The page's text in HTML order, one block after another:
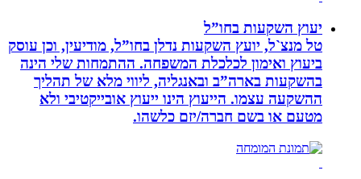
יעוץ השקעות בחו”ל
טל מנצ`ל, יועץ השקעות נדלן בחו”ל, מודיעין, וכן עוסק
ביעוץ ואימון לכלכלת המשפחה. ההתמחות שלי הינה
בהשקעות בארה”ב ובאנגליה, ליווי מלא של תהליך
ההשקעה עצמו. הייעוץ הינו ייעוץ אובייקטיבי ולא
מטעם או בשם חברה/יזם כלשהו.